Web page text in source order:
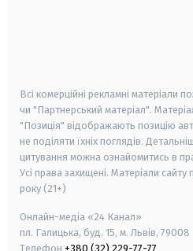
Всі комерційні рекламні матеріали
чи "Партнерський матеріал".
"Позиція" відображають позицію
не поділяти їхніх поглядів.
цитування можна ознайомитись в
Усі права захищені. Матеріали сайту
року (21+)
Онлайн-медіа «24 Канал»
пл. Галицька, буд. 15, м. Львів, 79008
Телефон +380 (32) 229-77-77